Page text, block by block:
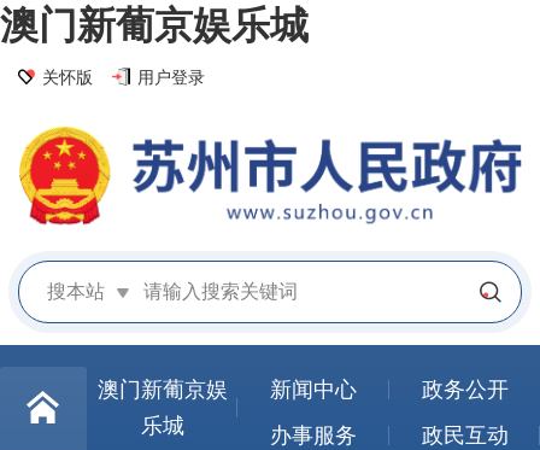
澳门新葡京娱乐城
关怀版 用户登录
搜本站
澳门新葡京娱
乐城
新闻中心
政务公开
办事服务
政民互动